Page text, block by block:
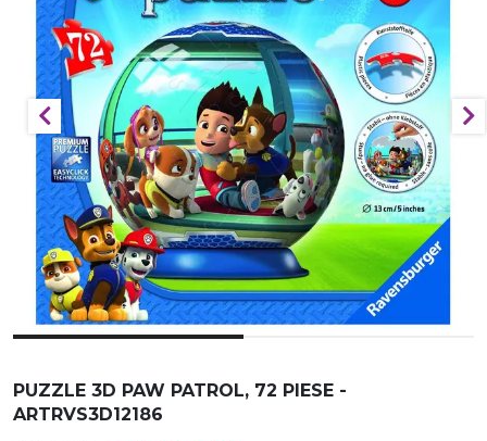
PUZZLE 3D PAW PATROL, 72 PIESE -
ARTRVS3D12186